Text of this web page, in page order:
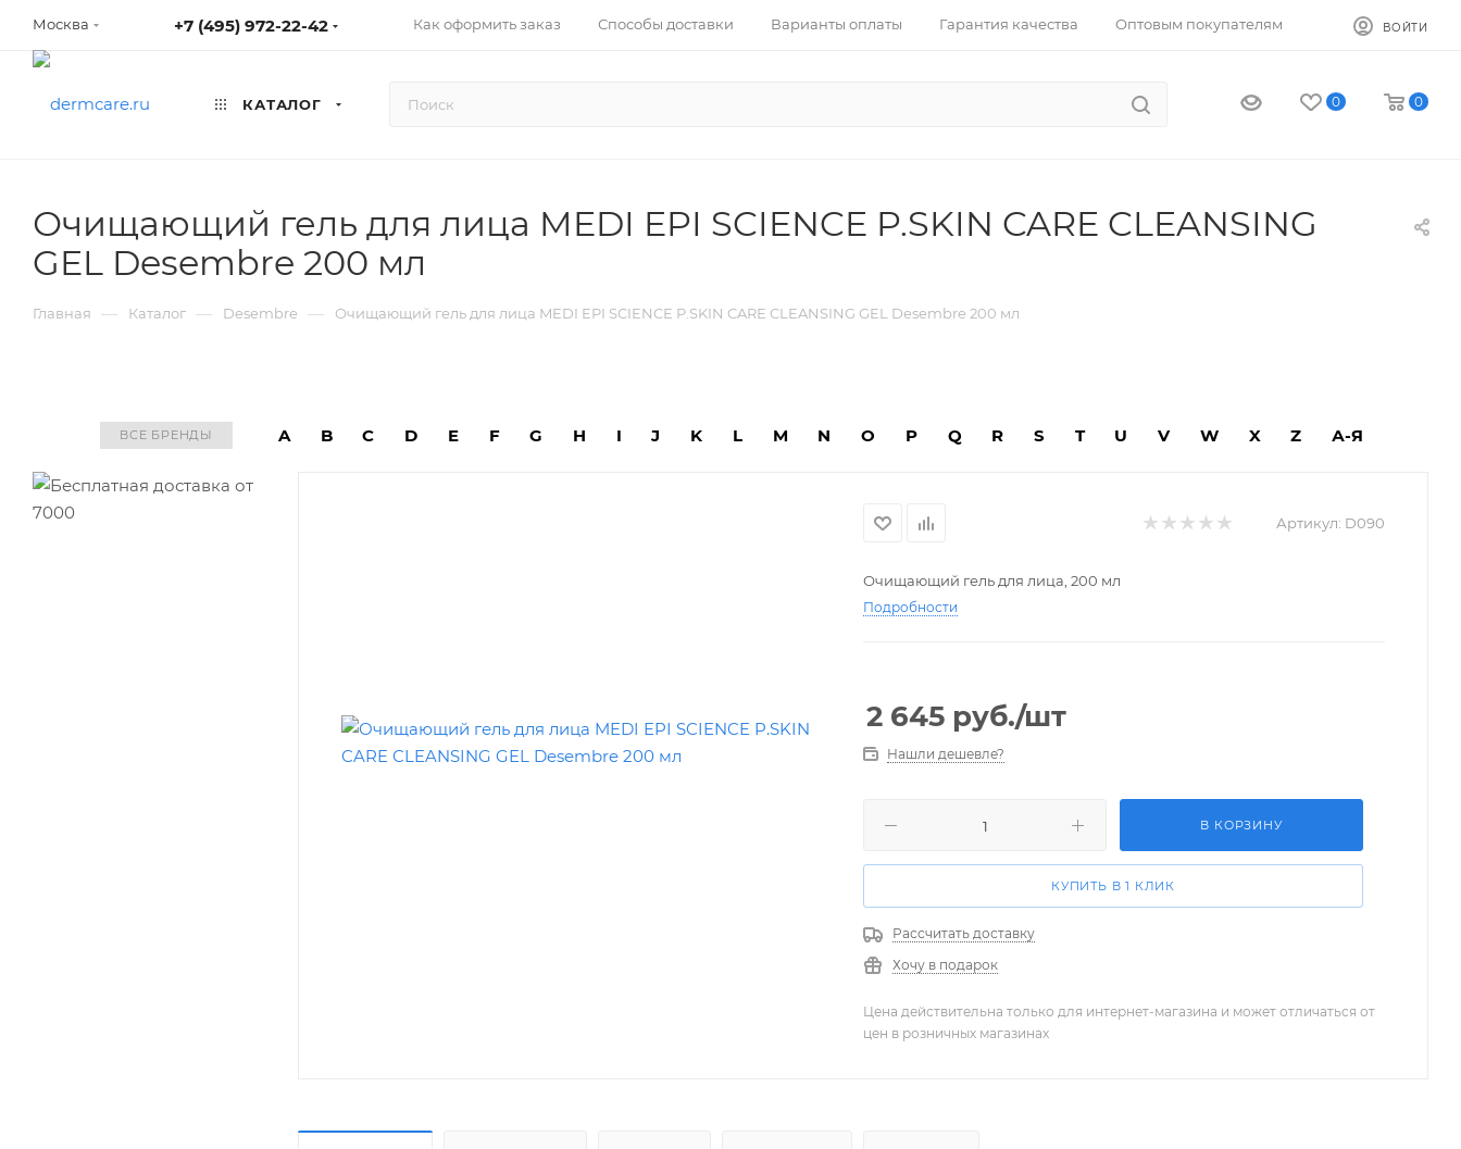
Москва +7 (495) 972-22-42 Как оформить заказ Способы доставки Варианты оплаты Гарантия качества Оптовым покупателям ВОЙТИ
КАТАЛОГ 0 0
Очищающий гель для лица MEDI EPI SCIENCE P.SKIN CARE CLEANSING
GEL Desembre 200 мл
Главная — Каталог — Desembre — Очищающий гель для лица MEDI EPI SCIENCE P.SKIN CARE CLEANSING GEL Desembre 200 мл
ВСЕ БРЕНДЫ A B C D E F G H I J K L M N O P Q R S T U V W X Z А-Я
Артикул: D090
Очищающий гель для лица, 200 мл
Подробности
2 645 руб./шт
Нашли дешевле?
В КОРЗИНУ
КУПИТЬ В 1 КЛИК
Рассчитать доставку
Хочу в подарок
Цена действительна только для интернет-магазина и может отличаться от
цен в розничных магазинах